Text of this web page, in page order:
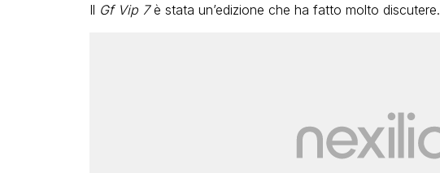
Il Gf Vip 7è stata un’edizione che ha fatto molto discutere.